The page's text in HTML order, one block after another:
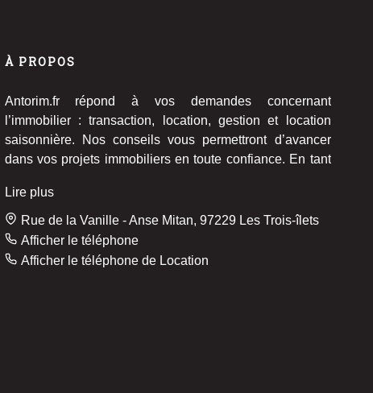
À PROPOS
Antorim.fr répond à vos demandes concernant
l’immobilier : transaction, location, gestion et location
saisonnière. Nos conseils vous permettront d’avancer
dans vos projets immobiliers en toute confiance. En tant
de toute l'administration et assurons le suivi complet des
transactions et des locations. Le tout, bien entendu, dans
la plus grande confidentialité.
Lire plus
Rue de la Vanille - Anse Mitan, 97229 Les Trois-îlets
Afficher le téléphone
Afficher le téléphone de Location